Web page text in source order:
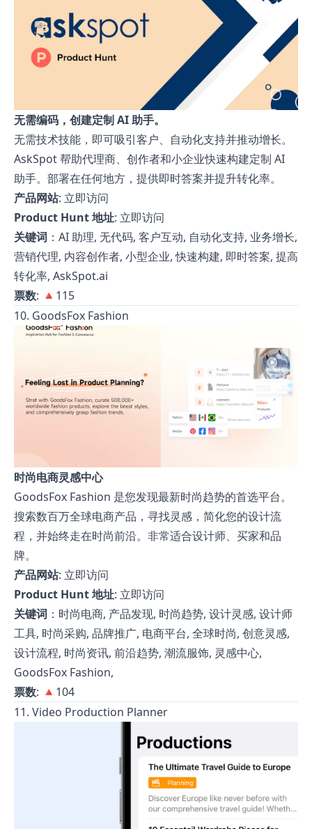
无需编码，创建定制 AI 助手。
无需技术技能，即可吸引客户、自动化支持并推动增长。
AskSpot 帮助代理商、创作者和小企业快速构建定制 AI
助手。部署在任何地方，提供即时答案并提升转化率。
产品网站: 立即访问
Product Hunt 地址: 立即访问
关键词 ：AI 助理, 无代码, 客户互动, 自动化支持, 业务增长,
营销代理, 内容创作者, 小型企业, 快速构建, 即时答案, 提高
转化率, AskSpot.ai
票数: 🔺115
10. GoodsFox Fashion
时尚电商灵感中心
GoodsFox Fashion 是您发现最新时尚趋势的首选平台。
搜索数百万全球电商产品，寻找灵感，简化您的设计流
程，并始终走在时尚前沿。非常适合设计师、买家和品
牌。
产品网站: 立即访问
Product Hunt 地址: 立即访问
关键词 ：时尚电商, 产品发现, 时尚趋势, 设计灵感, 设计师
工具, 时尚采购, 品牌推广, 电商平台, 全球时尚, 创意灵感,
设计流程, 时尚资讯, 前沿趋势, 潮流服饰, 灵感中心,
GoodsFox Fashion,
票数: 🔺104
11. Video Production Planner